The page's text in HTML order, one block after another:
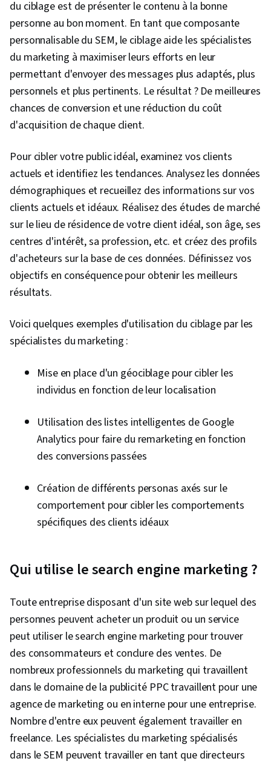
du ciblage est de présenter le contenu à la bonne
personne au bon moment. En tant que composante
personnalisable du SEM, le ciblage aide les spécialistes
du marketing à maximiser leurs efforts en leur
permettant d'envoyer des messages plus adaptés, plus
personnels et plus pertinents. Le résultat ? De meilleures
chances de conversion et une réduction du coût
d'acquisition de chaque client.
Pour cibler votre public idéal, examinez vos clients
actuels et identifiez les tendances. Analysez les données
démographiques et recueillez des informations sur vos
clients actuels et idéaux. Réalisez des études de marché
sur le lieu de résidence de votre client idéal, son âge, ses
centres d'intérêt, sa profession, etc. et créez des profils
d'acheteurs sur la base de ces données. Définissez vos
objectifs en conséquence pour obtenir les meilleurs
résultats.
Voici quelques exemples d'utilisation du ciblage par les
spécialistes du marketing :
Mise en place d'un géociblage pour cibler les
individus en fonction de leur localisation
Utilisation des listes intelligentes de Google
Analytics pour faire du remarketing en fonction
des conversions passées
Création de différents personas axés sur le
comportement pour cibler les comportements
spécifiques des clients idéaux
Qui utilise le search engine marketing ?
Toute entreprise disposant d'un site web sur lequel des
personnes peuvent acheter un produit ou un service
peut utiliser le search engine marketing pour trouver
des consommateurs et conclure des ventes. De
nombreux professionnels du marketing qui travaillent
dans le domaine de la publicité PPC travaillent pour une
agence de marketing ou en interne pour une entreprise.
Nombre d'entre eux peuvent également travailler en
freelance. Les spécialistes du marketing spécialisés
dans le SEM peuvent travailler en tant que directeurs